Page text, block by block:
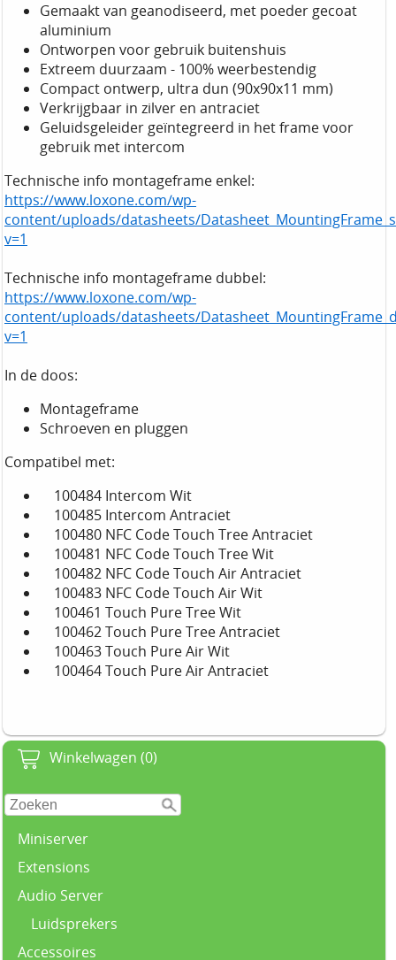
Winkelwagen (0)
Miniserver
Extensions
Audio Server
Luidsprekers
Accessoires
Gemaakt van geanodiseerd, met poeder gecoat
aluminium
Ontworpen voor gebruik buitenshuis
Extreem duurzaam - 100% weerbestendig
Compact ontwerp, ultra dun (90x90x11 mm)
Verkrijgbaar in zilver en antraciet
Geluidsgeleider geïntegreerd in het frame voor
gebruik met intercom
Technische info montageframe enkel:
https://www.loxone.com/wp-
content/uploads/datasheets/
v=1
Technische info montageframe dubbel:
https://www.loxone.com/wp-
content/uploads/datasheets/
v=1
In de doos:
Montageframe
Schroeven en pluggen
Compatibel met:
100484 Intercom Wit
100485 Intercom Antraciet
100480 NFC Code Touch Tree Antraciet
100481 NFC Code Touch Tree Wit
100482 NFC Code Touch Air Antraciet
100483 NFC Code Touch Air Wit
100461 Touch Pure Tree Wit
100462 Touch Pure Tree Antraciet
100463 Touch Pure Air Wit
100464 Touch Pure Air Antraciet